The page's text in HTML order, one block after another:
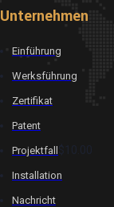
Unternehmen
Einführung
Werksführung
Zertifikat
Patent
Projektfall $10.00
Installation
Nachricht